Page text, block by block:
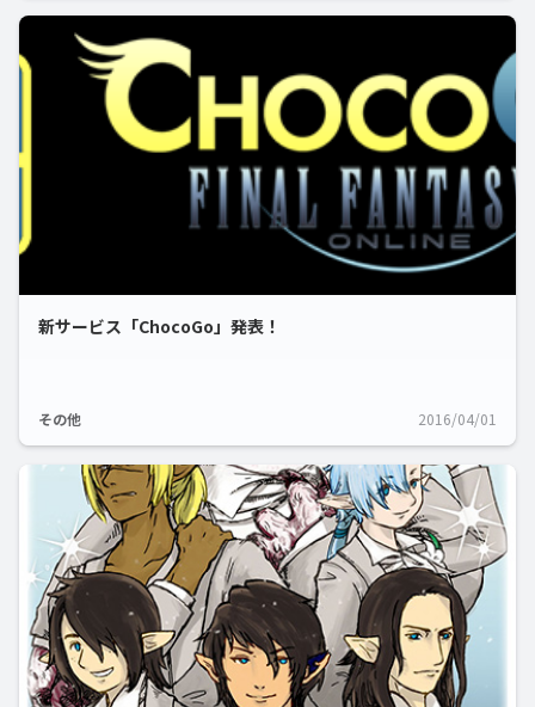
新サービス「ChocoGo」発表！
その他 2016/04/01